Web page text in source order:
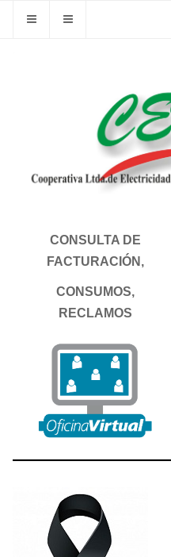
CONSULTA DE
FACTURACIÓN,
CONSUMOS,
RECLAMOS